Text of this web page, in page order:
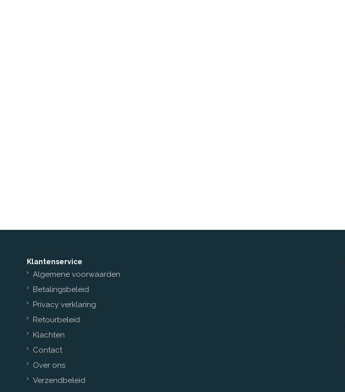
Klantenservice
Algemene voorwaarden
Betalingsbeleid
Privacy verklaring
Retourbeleid
Klachten
Contact
Over ons
Verzendbeleid